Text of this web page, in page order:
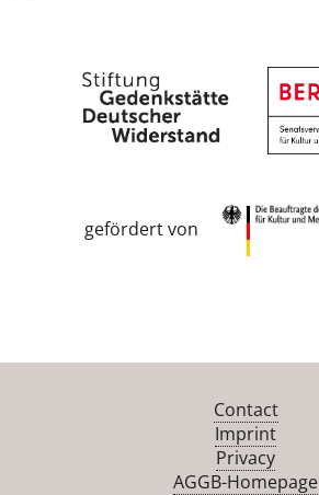
gefördert von
Contact
Imprint
Privacy
AGGB-Homepage